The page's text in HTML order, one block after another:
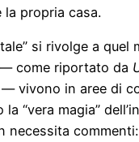
la propria casa.
si rivolge a quel
come riportato da
— vivono in aree di
“vera magia”
necessita